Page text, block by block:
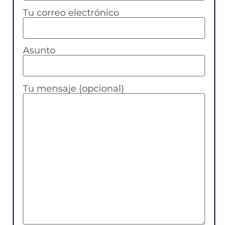
Tu correo electrónico
Asunto
Tu mensaje (opcional)